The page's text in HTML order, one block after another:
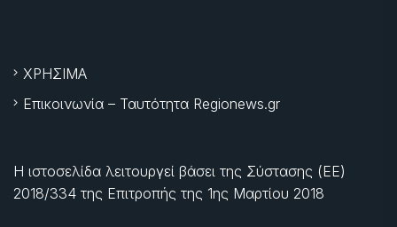
ΧΡΗΣΙΜΑ
Επικοινωνία – Ταυτότητα Regionews.gr
Η ιστοσελίδα λειτουργεί βάσει της Σύστασης (ΕΕ)
2018/334 της Επιτροπής της 1ης Μαρτίου 2018